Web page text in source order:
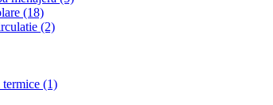
(18)
(2)
termice (1)